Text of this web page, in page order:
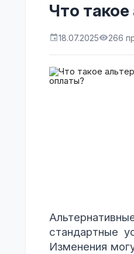
Что
18.07.2025 266
стандартные
Изменения